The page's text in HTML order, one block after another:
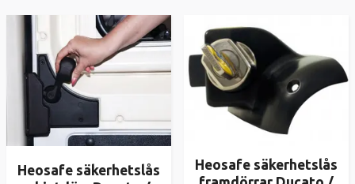
Heosafe säkerhetslås
Heosafe säkerhetslås